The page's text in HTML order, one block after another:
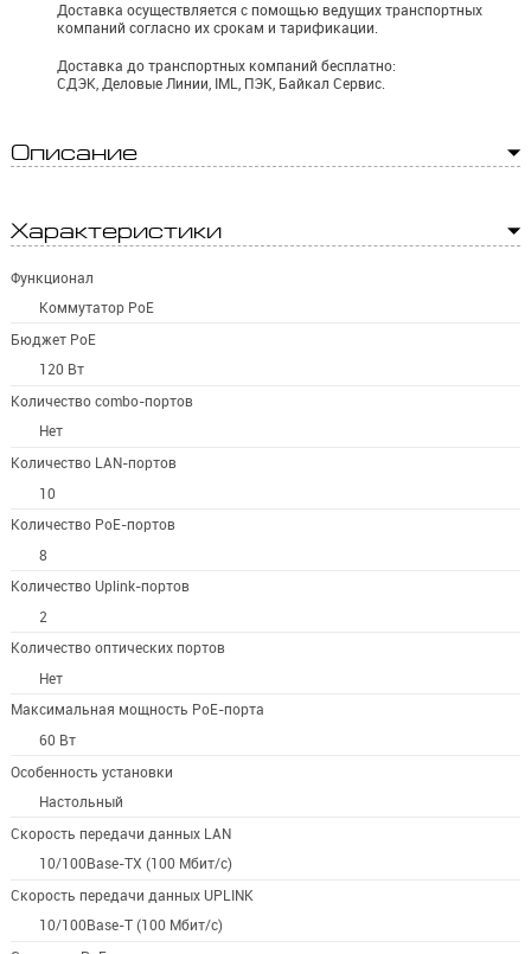
Доставка осуществляется с помощью ведущих транспортных
компаний согласно их срокам и тарификации.
Доставка до транспортных компаний бесплатно:
СДЭК, Деловые Линии, IML, ПЭК, Байкал Сервис.
Описание
Характеристики
Функционал
Коммутатор PoE
Бюджет PoE
120 Вт
Количество combo-портов
Нет
Количество LAN-портов
10
Количество PoE-портов
8
Количество Uplink-портов
2
Количество оптических портов
Нет
Максимальная мощность PoE-порта
60 Вт
Особенность установки
Настольный
Скорость передачи данных LAN
10/100Base-TX (100 Мбит/с)
Скорость передачи данных UPLINK
10/100Base-T (100 Мбит/с)